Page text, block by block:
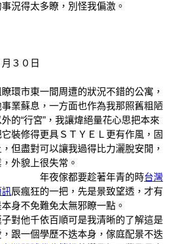
太多瞭，別怪我偏激。
０日
市東一間周遭的狀況不錯的公寓，
業蘇息，一方面也作為我那照舊粗陋
的“行宮”，我讓煒絕量花心思把本來
裝修得更具ＳＴＹＥＬ更有作風，固
但盡對可以讓我過得比力灑脫安閒，
外貌上很失常。
要趁著年青的時台灣
訊辰瘋狂的一把，先是景致望透，才有
身不免難免太無邪瞭一點。
他千依百順可是我清晰的了解這是
跟一個學歷不迭本身，傢庭配景不迭